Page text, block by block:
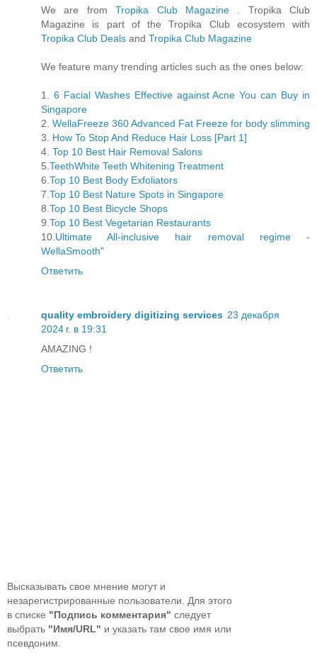
We are fromTropika Club Magazine. Tropika Club
Magazine is part of the Tropika Club ecosystem with
Tropika Club Deals and Tropika Club Magazine
We feature many trending articles such as the ones below:
1.
6 Facial Washes Effective against Acne You can Buy in
Singapore
2. WellaFreeze 360 Advanced Fat Freeze for body slimming
3.
How To Stop And Reduce Hair Loss [Part 1]
4. Top 10 Best Hair Removal Salons
5. TeethWhite Teeth Whitening Treatment
6. Top 10 Best Body Exfoliators
7. Top 10 Best Nature Spots in Singapore
8. Top 10 Best Bicycle Shops
9. Top 10 Best Vegetarian Restaurants
10. Ultimate All-inclusive hair removal regime -
WellaSmooth"
Ответить
quality embroidery digitizing services 23 декабря
2024 г. в 19:31
AMAZING !
Ответить
Высказывать свое мнение могут и
незарегистрированные пользователи. Для этого
в списке "Подпись комментария" следует
выбрать "Имя/URL" и указать там свое имя или
псевдоним.